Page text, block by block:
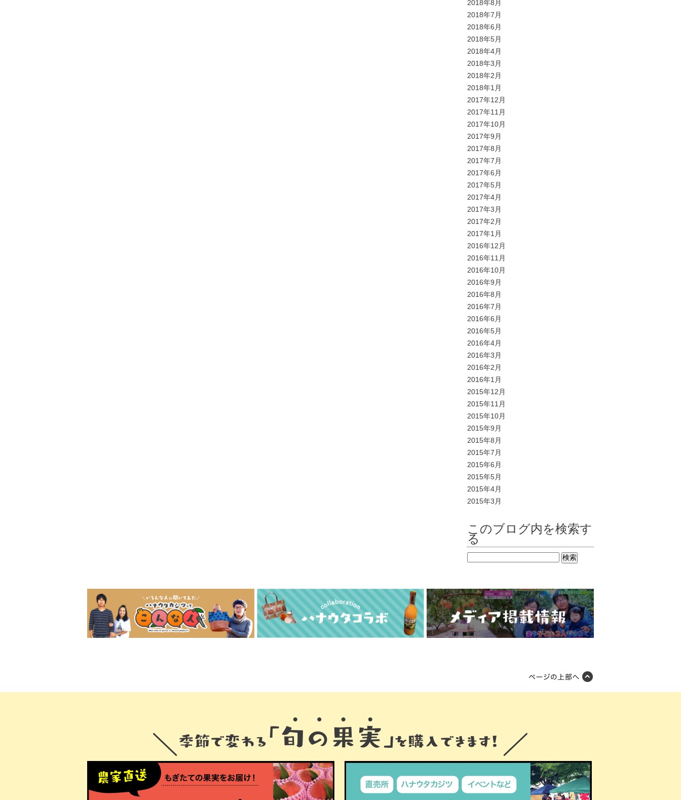
2018年8月
2018年7月
2018年6月
2018年5月
2018年4月
2018年3月
2018年2月
2018年1月
2017年12月
2017年11月
2017年10月
2017年9月
2017年8月
2017年7月
2017年6月
2017年5月
2017年4月
2017年3月
2017年2月
2017年1月
2016年12月
2016年11月
2016年10月
2016年9月
2016年8月
2016年7月
2016年6月
2016年5月
2016年4月
2016年3月
2016年2月
2016年1月
2015年12月
2015年11月
2015年10月
2015年9月
2015年8月
2015年7月
2015年6月
2015年5月
2015年4月
2015年3月
このブログ内を検索す
る